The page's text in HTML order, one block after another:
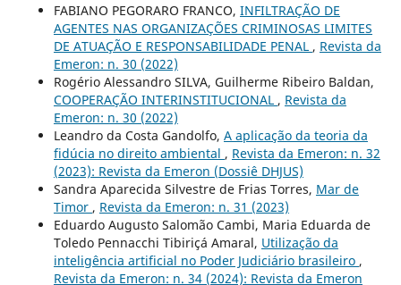
FABIANO PEGORARO FRANCO, INFILTRAÇÃO DE
AGENTES NAS ORGANIZAÇÕES CRIMINOSAS LIMITES
DE ATUAÇÃO E RESPONSABILIDADE PENAL , Revista da
Emeron: n. 30 (2022)
Rogério Alessandro SILVA, Guilherme Ribeiro Baldan,
COOPERAÇÃO INTERINSTITUCIONAL , Revista da
Emeron: n. 30 (2022)
Leandro da Costa Gandolfo, A aplicação da teoria da
fidúcia no direito ambiental , Revista da Emeron: n. 32
(2023): Revista da Emeron (Dossiê DHJUS)
Sandra Aparecida Silvestre de Frias Torres, Mar de
Timor , Revista da Emeron: n. 31 (2023)
Eduardo Augusto Salomão Cambi, Maria Eduarda de
Toledo Pennacchi Tibiriçá Amaral, Utilização da
inteligência artificial no Poder Judiciário brasileiro ,
Revista da Emeron: n. 34 (2024): Revista da Emeron